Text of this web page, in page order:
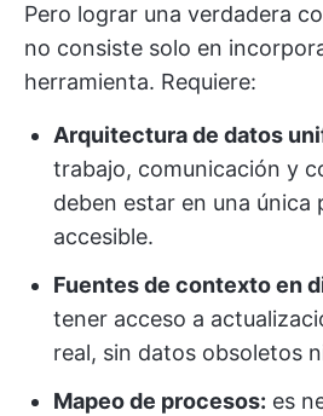
Pero lograr una verdadera
no consiste solo en
herramienta. Requiere:
Arquitectura de datos
trabajo, comunicación y
deben estar en una única
accesible.
Fuentes de contexto en
tener acceso a
real, sin datos obsoletos
Mapeo de procesos: es